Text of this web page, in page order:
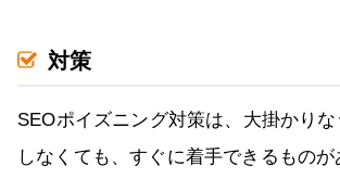
対策
SEOポイズニング対策は、大掛かり
しなくても、すぐに着手できるものが